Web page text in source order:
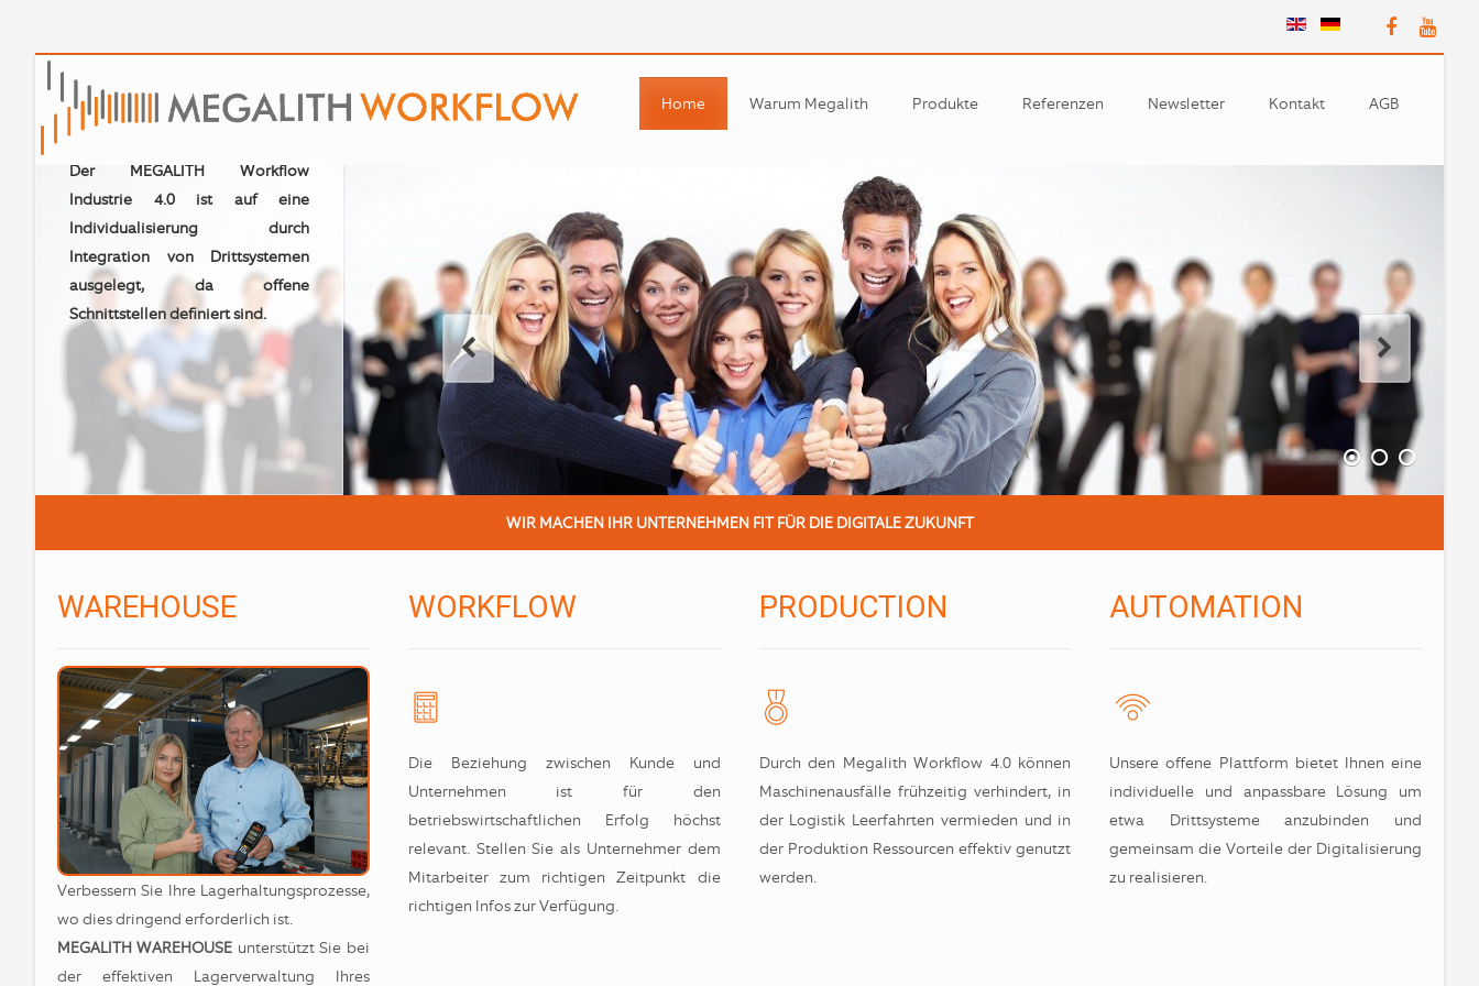
Home Warum Megalith
Produkte
Warehouse
Analytics
Referenzen Newsletter
Kontakt
AGB
Unser Produkt ist nicht unsere
Grenze! Die Integration von
Drittsystemen per offener API
Schnittstelle eröffnet ungeahnte
Möglichkeiten.
WIR MACHEN IHR UNTERNEHMEN FIT FÜR DIE DIGITALE ZUKUNFT
WAREHOUSE
Verbessern Sie Ihre Lagerhaltungsprozesse,
wo dies dringend erforderlich ist.
MEGALITH WAREHOUSE unterstützt Sie bei
der effektiven Lagerverwaltung Ihres
WORKFLOW
Die Beziehung zwischen Kunde und
Unternehmen ist für den
betriebswirtschaftlichen Erfolg höchst
relevant. Stellen Sie als Unternehmer dem
Mitarbeiter zum richtigen Zeitpunkt die
richtigen Infos zur Verfügung.
PRODUCTION
Durch den Megalith Workflow 4.0 können
Maschinenausfälle frühzeitig verhindert, in
der Logistik Leerfahrten vermieden und in
der Produktion Ressourcen effektiv genutzt
werden.
AUTOMATION
Unsere offene Plattform bietet Ihnen eine
individuelle und anpassbare Lösung um
etwa Drittsysteme anzubinden und
gemeinsam die Vorteile der Digitalisierung
zu realisieren.